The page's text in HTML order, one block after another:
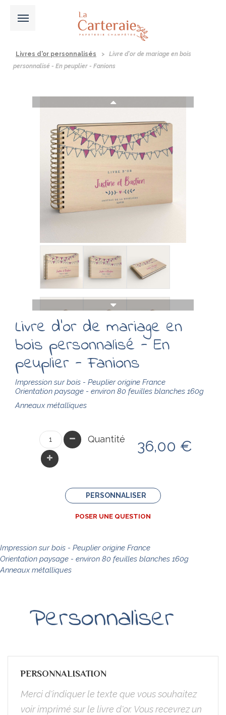
Livres d'or personnalisés >
Livre d'or de mariage en bois
personnalisé - En peuplier - Fanions
Livre d'or de mariage en
bois personnalisé - En
peuplier - Fanions
Impression sur bois - Peuplier origine France
Orientation paysage - environ 80 feuilles blanches 160g
Anneaux métalliques
Quantité 36,00 €
PERSONNALISER
POSER UNE QUESTION
Impression sur bois - Peuplier origine France
Orientation paysage - environ 80 feuilles blanches 160g
Anneaux métalliques
Personnaliser
PERSONNALISATION